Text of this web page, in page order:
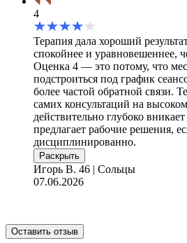
4
Терапия дала хороший
спокойнее и уравновешеннее,
Оценка 4 — это потому, что
подстроиться под график
более частой обратной связи.
самих консультаций на
действительно глубоко
предлагает рабочие решения,
дисциплинированно.
Раскрыть
Игорь В. 46 | Сольцы
07.06.2026
Оставить отзыв